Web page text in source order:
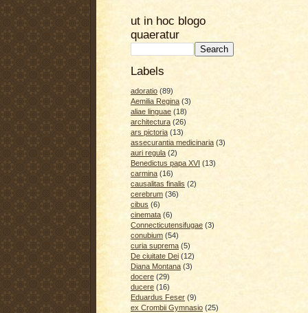
ut in hoc blogo
quaeratur
Labels
adoratio (89)
Aemilia Regina (3)
aliae linguae (18)
architectura (26)
ars pictoria (13)
assecurantia medicinaria (3)
auri regula (2)
Benedictus papa XVI (13)
carmina (16)
causalitas finalis (2)
cerebrum (36)
cibus (6)
cinemata (6)
Connecticutensifugae (3)
conubium (54)
curia suprema (5)
De ciuitate Dei (12)
Diana Montana (3)
docere (29)
ducere (16)
Eduardus Feser (9)
ex Crombii Gymnasio (25)